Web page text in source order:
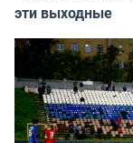
эти выходные